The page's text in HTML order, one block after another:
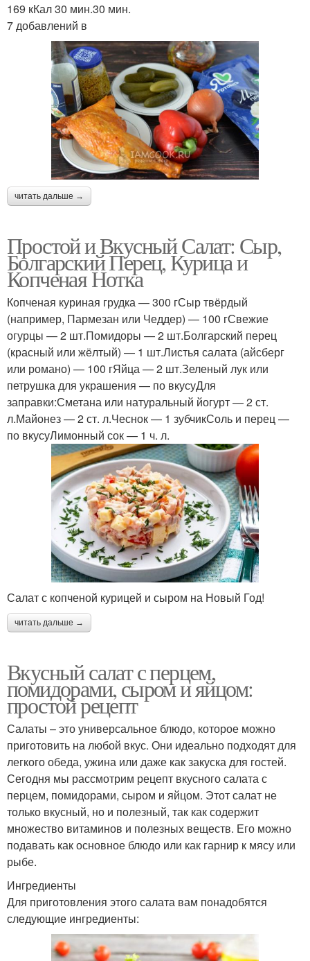
169 кКал 30 мин.30 мин.
7 добавлений в
читать дальше →
Простой и Вкусный Салат: Сыр,
Болгарский Перец, Курица и
Копченая Нотка
Копченая куриная грудка — 300 гСыр твёрдый
(например, Пармезан или Чеддер) — 100 гСвежие
огурцы — 2 шт.Помидоры — 2 шт.Болгарский перец
(красный или жёлтый) — 1 шт.Листья салата (айсберг
или романо) — 100 гЯйца — 2 шт.Зеленый лук или
петрушка для украшения — по вкусуДля
заправки:Сметана или натуральный йогурт — 2 ст.
л.Майонез — 2 ст. л.Чеснок — 1 зубчикСоль и перец —
по вкусуЛимонный сок — 1 ч. л.
Салат с копченой курицей и сыром на Новый Год!
читать дальше →
Вкусный салат с перцем,
помидорами, сыром и яйцом:
простой рецепт
Салаты – это универсальное блюдо, которое можно
приготовить на любой вкус. Они идеально подходят для
легкого обеда, ужина или даже как закуска для гостей.
Сегодня мы рассмотрим рецепт вкусного салата с
перцем, помидорами, сыром и яйцом. Этот салат не
только вкусный, но и полезный, так как содержит
множество витаминов и полезных веществ. Его можно
подавать как основное блюдо или как гарнир к мясу или
рыбе.
Ингредиенты
Для приготовления этого салата вам понадобятся
следующие ингредиенты: